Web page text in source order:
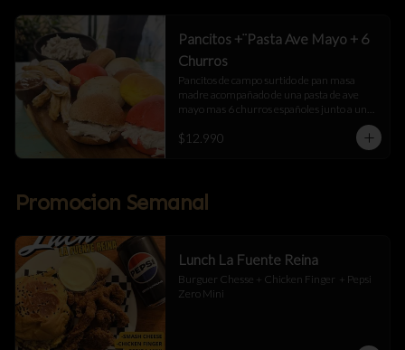
Pancitos +¨Pasta Ave Mayo + 6
Churros
Pancitos de campo surtido de pan masa
madre acompañado de una pasta de ave
mayo mas 6 churros españoles junto a una
$12.990
Promocion Semanal
Lunch La Fuente Reina
Burguer Chesse + Chicken Finger  + Pepsi
Zero Mini